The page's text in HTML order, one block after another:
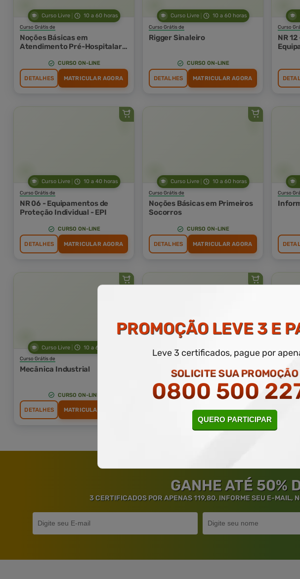
Curso Livre 10 a 60 horas
Curso Grátis de
Noções Básicas em
Atendimento Pré-Hospitalar
Vida (SBV) CURSO ON-LINE
DETALHES MATRICULAR AGORA
Curso Livre 10 a 60 horas
Curso Grátis de
Rigger Sinaleiro
CURSO ON-LINE
DETALHES MATRICULAR AGORA
Curso
NR
Curso Livre 10 a 40 horas
Curso Grátis de
NR 06 - Equipamentos de
Proteção Individual - EPI
CURSO ON-LINE
DETALHES MATRICULAR AGORA
Curso Livre 10 a 60 horas
Curso Grátis de
Noções Básicas em Primeiros
Socorros
CURSO ON-LINE
DETALHES MATRICULAR AGORA
Curso
Curso Livre 10 a 60 horas
Curso Grátis de
Mecânica Industrial
CURSO ON-LINE
DETALHES MATRICULAR AGORA
Gestão e Liderança
CURSO ON-LINE
MATRICULAR AGORA
Curso
NR 18
GANHE ATÉ 50%
3 CERTIFICADOS POR APENAS 119,80. INFORME SEU E-MAIL,
PROMOÇÃOLEVE 3 E
Leve 3 certificados, pague por
SOLICITE SUA PROMOÇÃO
0800 500
QUERO PARTICIPAR